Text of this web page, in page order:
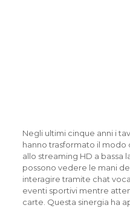
Negli ultimi cinque anni i
hanno trasformato il modo
allo streaming HD a bassa
possono vedere le mani
interagire tramite chat
eventi sportivi mentre
carte. Questa sinergia ha